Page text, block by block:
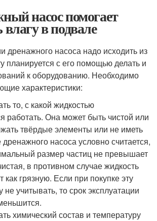
насос помогает
в подвале
дренажного насоса надо исходить из
планируется с его помощью делать и
к оборудованию. Необходимо
характеристики:
то, с какой жидкостью
работать. Она может быть чистой или
твёрдые элементы или не иметь
насоса условно считается,
размер частиц не превышает
в противном случае жидкость
как грязную. Если при покупке эту
не учитывать, то срок эксплуатации
химический состав и температуру